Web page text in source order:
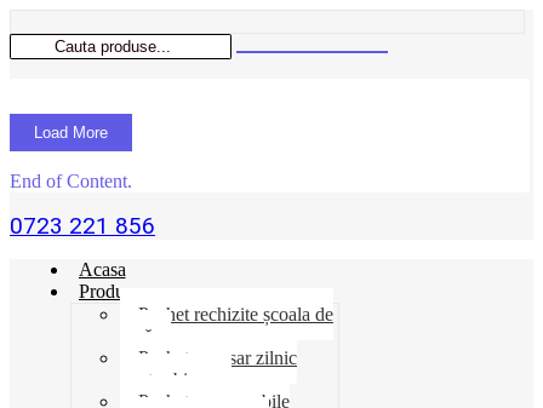
Load More
End of Content.
0723 221 856
Acasa
Produse
Pachet rechizite școala de
vară
Pachet necesar zilnic
pentru birou
Pachet consumabile